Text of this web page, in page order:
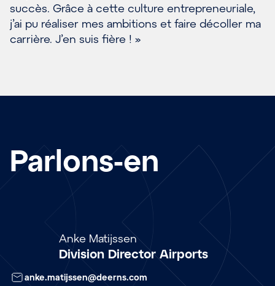
succès. Grâce à cette culture entrepreneuriale,
j’ai pu réaliser mes ambitions et faire décoller ma
carrière. J’en suis fière ! »
Parlons-en
Anke Matijssen
Division Director Airports
Array
anke.matijssen@deerns.com